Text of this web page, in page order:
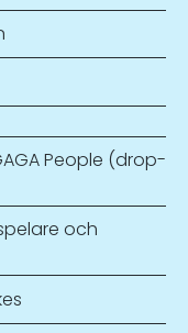
People (drop-
och